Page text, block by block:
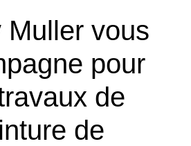
Muller vous
pour
de
de